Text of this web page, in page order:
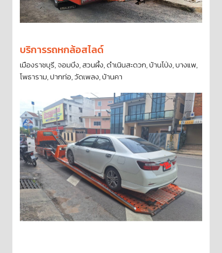
บริการรถหกล้อสไลด์
เมืองราชบุรี, จอมบึง, สวนผึ้ง, ดำเนินสะดวก, บ้านโป่ง, บางแพ,
โพธาราม, ปากท่อ, วัดเพลง, บ้านคา